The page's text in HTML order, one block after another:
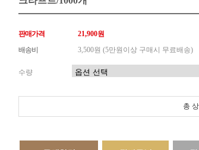
판매가격
21,900원
배송비
3,500원 (5만원이상 구매시 무료배송)
수량
총